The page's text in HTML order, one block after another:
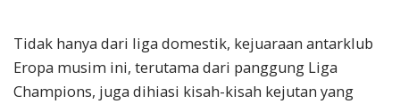
Tidak hanya dari liga domestik, kejuaraan antarklub
Eropa musim ini, terutama dari panggung Liga
Champions, juga dihiasi kisah-kisah kejutan yang